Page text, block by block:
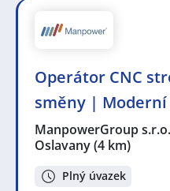
Operátor CNC
směny | Moderní
ManpowerGroup s.r.o.
Oslavany(4 km)
Plný úvazek